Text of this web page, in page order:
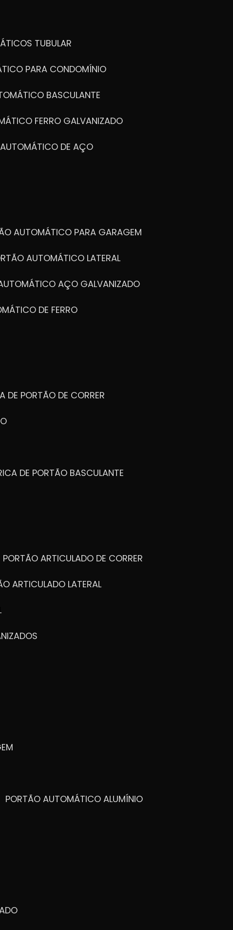
TUBULAR
PARA CONDOMÍNIO
BASCULANTE
FERRO GALVANIZADO
AUTOMÁTICO DE AÇO
AUTOMÁTICO PARA GARAGEM
AUTOMÁTICO LATERAL
AÇO GALVANIZADO
DE FERRO
DE PORTÃO DE CORRER
DE PORTÃO BASCULANTE
PORTÃO ARTICULADO DE CORRER
ARTICULADO LATERAL
PORTÃO AUTOMÁTICO ALUMÍNIO